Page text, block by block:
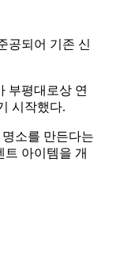
공되어 기존 신
부평대로상 연
시작했다.
소를 만든다는
아이템을 개